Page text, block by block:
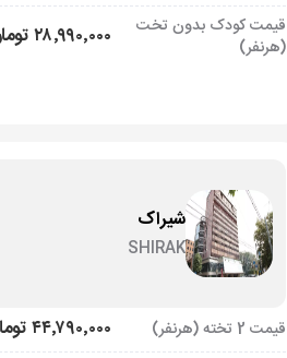
قیمت کودک بدون تخت
(هرنفر)
۲۸٬۹۹۰٬۰۰۰ تومان
شیراک
SHIRAK
قیمت 2 تخته (هرنفر) ۴۴٬۷۹۰٬۰۰۰ تومان